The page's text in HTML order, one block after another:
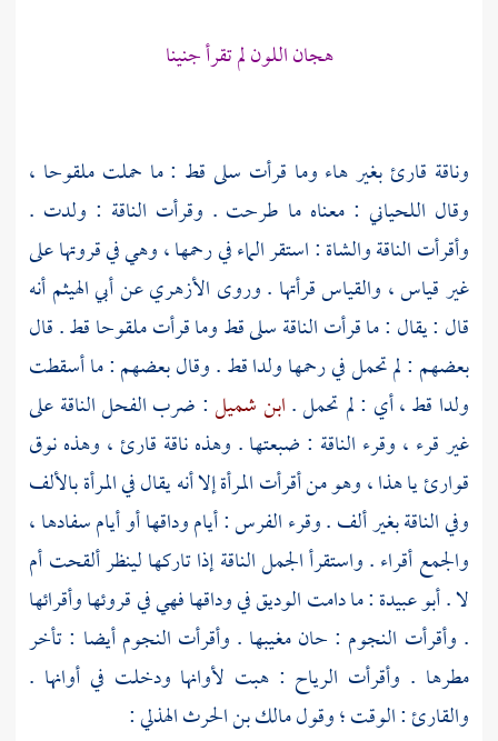
هجان اللون لم تقرأ جنينا
وناقة قارئ بغير هاء وما قرأت سلى قط : ما حملت ملقوحا ،
وقال اللحياني : معناه ما طرحت . وقرأت الناقة : ولدت .
وأقرأت الناقة والشاة : استقر الماء في رحمها ، وهي في قروتها على
غير قياس ، والقياس قرأتها . وروى الأزهريعنأبي الهيثمأنه
قال : يقال : ما قرأت الناقة سلى قط وما قرأت ملقوحا قط . قال
بعضهم : لم تحمل في رحمها ولدا قط . وقال بعضهم : ما أسقطت
ولدا قط ، أي : لم تحمل .ابن شميل: ضرب الفحل الناقة على
غير قرء ، وقرء الناقة : ضبعتها . وهذه ناقة قارئ ، وهذه نوق
قوارئ يا هذا ، وهو من أقرأت المرأة إلا أنه يقال في المرأة بالألف
وفي الناقة بغير ألف . وقرء الفرس : أيام وداقها أو أيام سفادها ،
والجمع أقراء . واستقرأ الجمل الناقة إذا تاركها لينظر ألقحت أم
لا .أبو عبيدة: ما دامت الوديق في وداقها فهي في قروئها وأقرائها
. وأقرأت النجوم : حان مغيبها . وأقرأت النجوم أيضا : تأخر
مطرها . وأقرأت الرياح : هبت لأوانها ودخلت في أوانها .
والقارئ : الوقت ؛ وقولمالك بن الحرث الهذلي: